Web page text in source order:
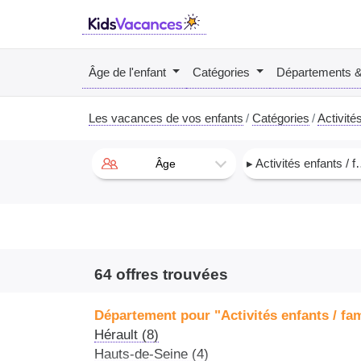
Âge de l'enfant Catégories Départements
Les vacances de vos enfants Catégories
Âge ▸ Activités enfants / famille
64 offres trouvées
Département pour "Activités enfants /
Hérault (8)
Hauts-de-Seine (4)